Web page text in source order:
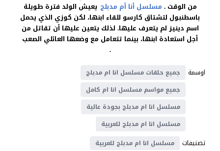
من الوقت . مسلسل أنا أم مدبلج يعيش الولد فترة طويلة
باسطنبول لتشتاق كارسو للقاء ابنها، لكن كوزي الذي يحمل
اسم دينيز لم يتعرف عليها. لذلك يتعين عليها أن تقاتل من
أجل استعادة ابنها، بينما تتعامل مع وضعها العائلي الصعب
.
اوسمة
جميع حلقات مسلسل انا ام مدبلج
جميع مواسم مسلسل انا ام كامل
مسلسل انا ام مدبلج بجودة عالية
مسلسل انا ام مدبلج للعربية
تصنيفات مسلسل انا ام مدبلج للعربية